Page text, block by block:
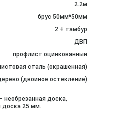
2.2м
брус 50мм*50мм
2 + тамбур
ДВП
профлист оцинкованный
сталь (окрашенная)
(двойное остекление)
необрезанная доска,
доска 25 мм.